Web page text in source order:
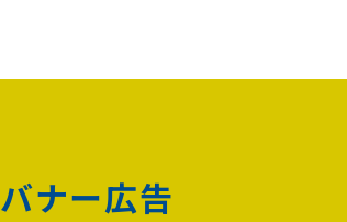
バナー広告